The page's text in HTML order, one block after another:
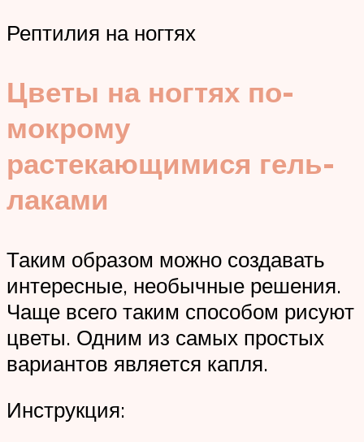
Рептилия на ногтях
Цветы на ногтях по-
мокрому
растекающимися гель-
лаками
Таким образом можно создавать
интересные, необычные решения.
Чаще всего таким способом рисуют
цветы. Одним из самых простых
вариантов является капля.
Инструкция: